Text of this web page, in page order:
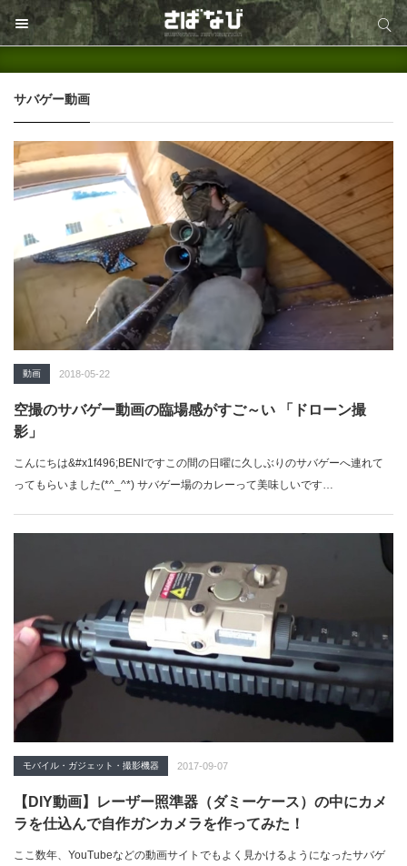
サイト内検索
サバゲー動画
動画 2018-05-22
空撮のサバゲー動画の臨場感がすご～い 「ドローン撮
影」
こんにちは&#x1f496;BENIですこの間の日曜に久しぶりのサバゲーへ連れて
ってもらいました(*^_^*) サバゲー場のカレーって美味しいです…
モバイル・ガジェット・撮影機器 2017-09-07
【DIY動画】レーザー照準器（ダミーケース）の中にカメ
ラを仕込んで自作ガンカメラを作ってみた！
ここ数年、YouTubeなどの動画サイトでもよく見かけるようになったサバゲ
サイト内検索